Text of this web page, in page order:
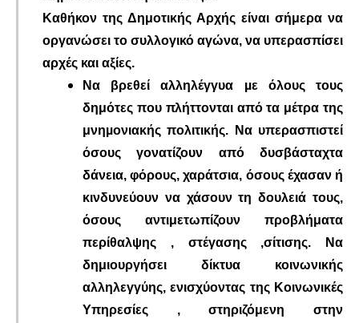
Καθήκον της Δημοτικής Αρχής είναι σήμερα να
οργανώσει το συλλογικό αγώνα, να υπερασπίσει
αρχές και αξίες.
Να βρεθεί αλληλέγγυα µε όλους τους
δημότες που πλήττονται από τα μέτρα της
μνηµονιακής πολιτικής. Να υπερασπιστεί
όσους γονατίζουν από δυσβάσταχτα
δάνεια, φόρους, χαράτσια, όσους έχασαν ή
κινδυνεύουν να χάσουν τη δουλειά τους,
όσους αντιμετωπίζουν προβλήματα
περίθαλψης , στέγασης ,σίτισης. Να
δημιουργήσει δίκτυα κοινωνικής
αλληλεγγύης, ενισχύοντας της Κοινωνικές
Υπηρεσίες , στηριζόμενη στην